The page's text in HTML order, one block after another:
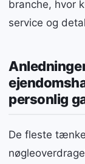
branche, hvor
service og
personlig
De fleste